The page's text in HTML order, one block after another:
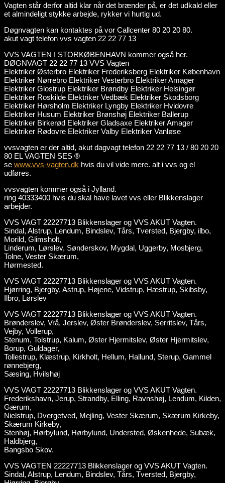
Vagten står derfor altid klar når det brænder på, er det udkald eller
et almindeligt stykke arbejde, rykker vi hurtig ud.
Døgnvagten kan kontaktes på vor Callcenter 80 20 20 80.
akut vagt telefon vvs vagten 22 22 77 13
VVS VAGTEN I STORKØBENHAVN kommer også her.
DØGNVAGT 22 22 77 13 VVS Vagten
Elektriker Østerbro Elektriker Frederiksberg Elektriker København
Elektriker Nørrebro Elektriker Vesterbro Elektriker Amager
Elektriker Glostrup Elektriker Brøndby Elektriker Helsingør
Elektriker Roskilde Elektriker Vedbæk Elektriker Skodsborg
Elektriker Hørsholm Elektriker Lyngby Elektriker Hvidovre
Elektriker Husum Elektriker Brønshøj Elektriker Ballerup
Elektriker Birkerød Elektriker Gladsaxe Elektriker Amager
Elektriker Rødovre Elektriker Valby Elektriker Vanløse
vvsvagten er der altid, akut dagvagt telefon 22 22 77 13 / 80 20 20
80 EL VAGTEN SES ®
se www.vvs-vagten.dk hvis du vil vide mere. alt i vvs og el
udføres.
vvsvagten kommer også i Jylland.
ring 40333400 hvis du skal have lavet vvs eller Blikkenslager
arbejder.
VVS VAGT 22227713 Blikkenslager og VVS AKUT Vagten.
Sindal, Alstrup, Lendum, Bindslev, Tårs, Tversted, Bjergby, ilbo,
Morild, Glimsholt,
Linderum, Lørslev, Sønderskov, Mygdal, Uggerby, Mosbjerg,
Tolne, Vester Skærum,
Hørmested.
VVS VAGT 22227713 Blikkenslager og VVS AKUT Vagten.
Hjørring, Bjergby, Astrup, Højene, Vidstrup, Hæstrup, Skibsby,
Ilbro, Lørslev
VVS VAGT 22227713 Blikkenslager og VVS AKUT Vagten.
Brønderslev, Vrå, Jerslev, Øster Brønderslev, Serritslev, Tårs,
Vejby, Vollerup,
Stenum, Tolstrup, Kalum, Øster Hjermitslev, Øster Hjermitslev,
Borup, Guldager,
Tollestrup, Klæstrup, Kirkholt, Hellum, Hallund, Sterup, Gammel
rønnebjerg,
Sæsing, Hvilshøj
VVS VAGT 22227713 Blikkenslager og VVS AKUT Vagten.
Frederikshavn, Jerup, Strandby, Elling, Ravnshøj, Lendum, Kilden,
Gærum,
Nielstrup, Dvergetved, Mejling, Vester Skærum, Skærum Kirkeby,
Skærum Kirkeby,
Stenhøj, Hørbylund, Hørbylund, Understed, Øskenhede, Subæk,
Haldbjerg,
Bangsbo Skov.
VVS VAGTEN 22227713 Blikkenslager og VVS AKUT Vagten.
Sindal, Alstrup, Lendum, Bindslev, Tårs, Tversted, Bjergby,